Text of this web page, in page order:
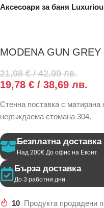
Аксесоари за баня
MODENA GUN
21,98€/ 42,99 лв.
19,78 € / 38,69 лв.
Стенна поставка с
неръждаема стомана 304.
Безплатна доставка
Над 200€ До офис на Еконт
Бърза доставка
До 3 работни дни
10 Продукта продадени